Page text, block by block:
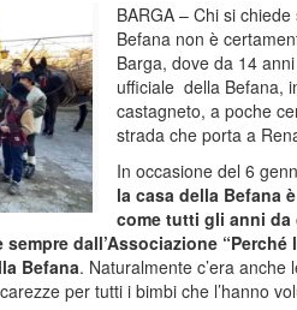
BARGA – Chi si
Befana non è
Barga, dove da 14
ufficiale della Befana,
castagneto, a poche
strada che porta a
In occasione del 6
la casa della Befana
come tutti gli anni da
dall’Associazione “Perché
Befana. Naturalmente c’era anche
per tutti i bimbi che l’hanno